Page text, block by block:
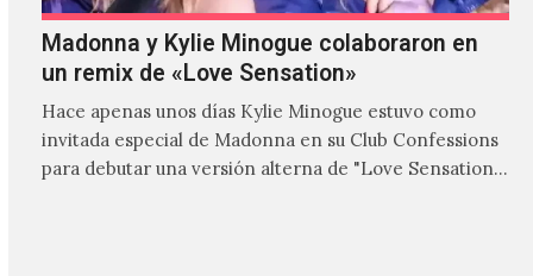
Madonna y Kylie Minogue colaboraron en
un remix de «Love Sensation»
Hace apenas unos días Kylie Minogue estuvo como
invitada especial de Madonna en su Club Confessions
para debutar una versión alterna de "Love Sensation",